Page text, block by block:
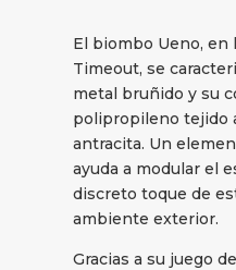
El biombo Ueno, en
Timeout, se
metal bruñido y su
polipropileno tejido
antracita. Un
ayuda a modular el
discreto toque de
ambiente exterior.
Gracias a su juego